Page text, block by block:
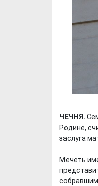
ЧЕЧНЯ.
Родине,
заслуга
Мечеть